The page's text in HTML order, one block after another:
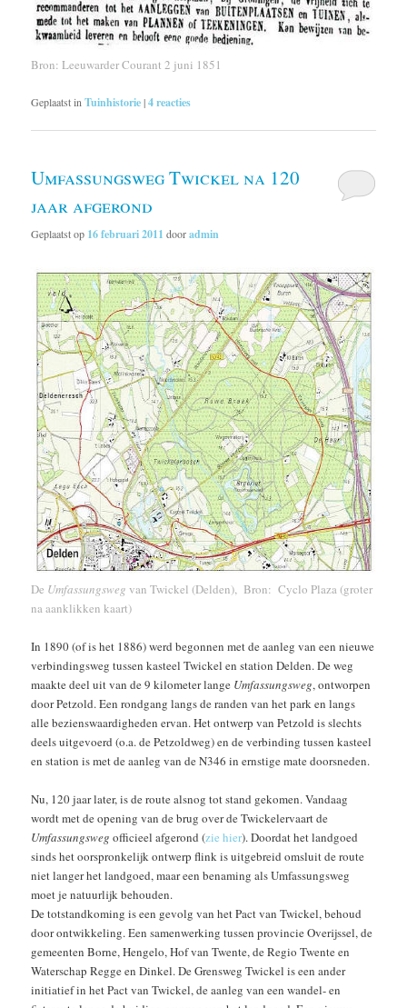
Bron: Leeuwarder Courant 2 juni 1851
Geplaatst in Tuinhistorie|4reacties
Umfassungsweg Twickel na 120
jaar afgerond
Geplaatst op 16 februari 2011 dooradmin
De Umfassungswegvan Twickel (Delden), Bron:Cyclo Plaza(groter
na aanklikken kaart)
In 1890 (of is het 1886) werd begonnen met de aanleg van een nieuwe
verbindingsweg tussen kasteel Twickel en station Delden. De weg
maakte deel uit van de 9 kilometer lange Umfassungsweg, ontworpen
door Petzold. Een rondgang langs de randen van het park en langs
alle bezienswaardigheden ervan. Het ontwerp van Petzold is slechts
deels uitgevoerd (o.a. de Petzoldweg) en de verbinding tussen kasteel
en station is met de aanleg van de N346 in ernstige mate doorsneden.
Nu, 120 jaar later, is de route alsnog tot stand gekomen. Vandaag
wordt met de opening van de brug over de Twickelervaart de
Umfassungswegofficieel afgerond (zie hier). Doordat het landgoed
sinds het oorspronkelijk ontwerp flink is uitgebreid omsluit de route
niet langer het landgoed, maar een benaming als Umfassungsweg
moet je natuurlijk behouden.
De totstandkoming is een gevolg van het Pact van Twickel, behoud
door ontwikkeling. Een samenwerking tussen provincie Overijssel, de
gemeenten Borne, Hengelo, Hof van Twente, de Regio Twente en
Waterschap Regge en Dinkel. De Grensweg Twickel is een ander
initiatief in het Pact van Twickel, de aanleg van een wandel- en